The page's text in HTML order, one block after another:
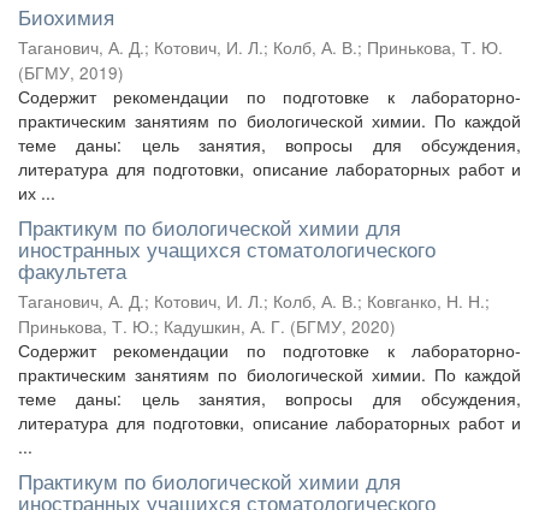
Биохимия
Таганович, А. Д.; Котович, И. Л.; Колб, А. В.; Принькова, Т. Ю.
(БГМУ, 2019)
Содержит рекомендации по подготовке к лабораторно-
практическим занятиям по биологической химии. По каждой
теме даны: цель занятия, вопросы для обсуждения,
литература для подготовки, описание лабораторных работ и
их ...
Практикум по биологической химии для
иностранных учащихся стоматологического
факультета
Таганович, А. Д.; Котович, И. Л.; Колб, А. В.; Ковганко, Н. Н.;
Принькова, Т. Ю.; Кадушкин, А. Г. (БГМУ, 2020)
Содержит рекомендации по подготовке к лабораторно-
практическим занятиям по биологической химии. По каждой
теме даны: цель занятия, вопросы для обсуждения,
литература для подготовки, описание лабораторных работ и
...
Практикум по биологической химии для
иностранных учащихся стоматологического